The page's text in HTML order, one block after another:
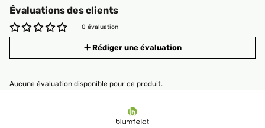
Évaluations des clients
0 évaluation
Rédiger une évaluation
Aucune évaluation disponible pour ce produit.